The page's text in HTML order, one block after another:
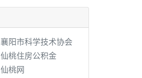
襄阳市科学技术协会
仙桃住房公积金
仙桃网